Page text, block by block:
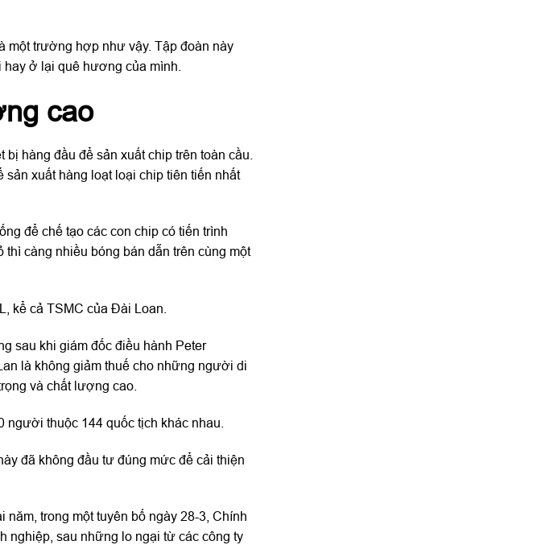
một trường hợp như vậy. Tập đoàn này
ở lại quê hương của mình.
cao
hàng đầu để sản xuất chip trên toàn cầu.
xuất hàng loạt loại chip tiên tiến nhất
để chế tạo các con chip có tiến trình
thì càng nhiều bóng bán dẫn trên cùng một
kể cả TSMC của Đài Loan.
sau khi giám đốc điều hành Peter
là không giảm thuế cho những người di
và chất lượng cao.
người thuộc 144 quốc tịch khác nhau.
đã không đầu tư đúng mức để cải thiện
trong một tuyên bố ngày 28-3, Chính
nghiệp, sau những lo ngại từ các công ty